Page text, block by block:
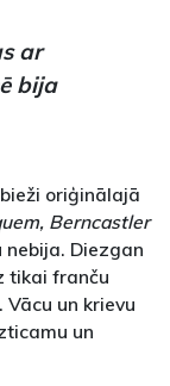
ar
bija
oriģinālajā
Berncastler
Diezgan
tikai franču
Vācu un krievu
un